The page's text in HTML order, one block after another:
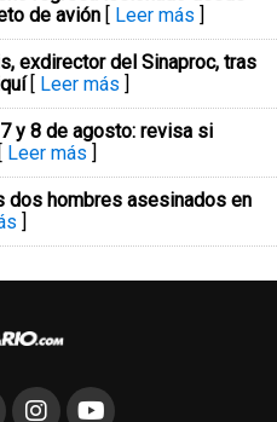
de avión [ Leer más ]
exdirector del Sinaproc, tras
[ Leer más ]
y 8 de agosto: revisa si
[ Leer más ]
dos hombres asesinados en
]